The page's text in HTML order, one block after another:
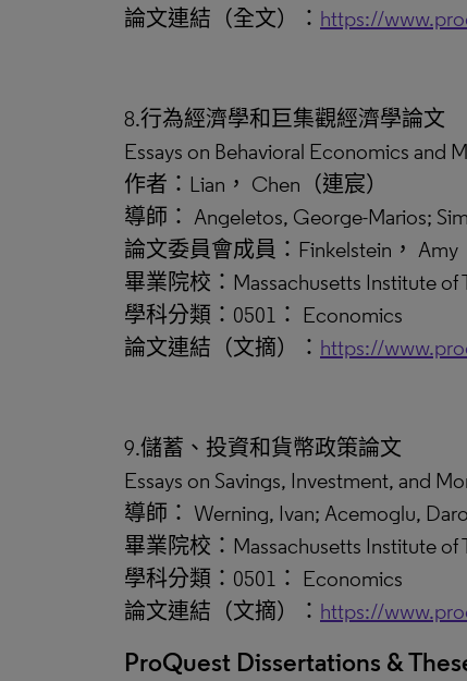
論文連結（全文）： https://
8.行為經濟學和巨集觀經濟學論文
Essays on Behavioral Economics and
作者：Lian， Chen（連宸）
導師： Angeletos, George-Marios;
論文委員會成員：Finkelstein， Amy
畢業院校：Massachusetts Institute of
學科分類：0501： Economics
論文連結（文摘）： https://
9.儲蓄、投資和貨幣政策論文
Essays on Savings, Investment, and
導師： Werning, Ivan; Acemoglu,
畢業院校：Massachusetts Institute of
學科分類：0501： Economics
論文連結（文摘）： https://
ProQuest Dissertations &